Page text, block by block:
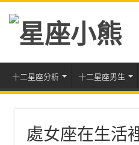
十二星座分析 十二星座男生
處女座在生活